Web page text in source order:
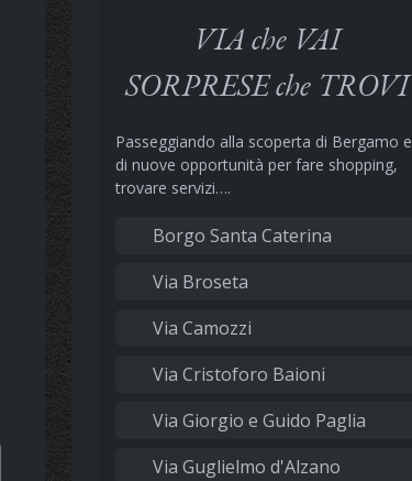
VIA che VAI
SORPRESE che TROVI
Passeggiando alla scoperta di Bergamo e
di nuove opportunità per fare shopping,
trovare servizi….
Borgo Santa Caterina
Via Broseta
Via Camozzi
Via Cristoforo Baioni
Via Giorgio e Guido Paglia
Via Guglielmo d'Alzano